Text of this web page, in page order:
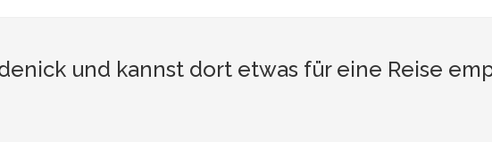
und kannst dort etwas für eine Reise